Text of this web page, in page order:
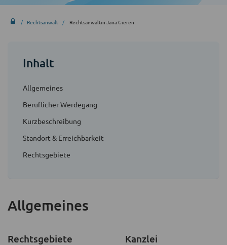
Rechtsanwalt Rechtsanwältin Jana Gieren
Inhalt
Allgemeines
Beruflicher Werdegang
Kurzbeschreibung
Standort & Erreichbarkeit
Rechtsgebiete
Allgemeines
Rechtsgebiete Kanzlei